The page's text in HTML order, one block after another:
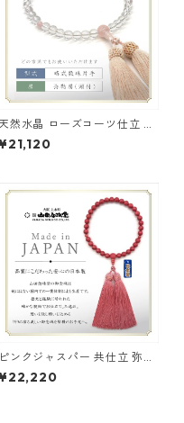
然水晶 ローズコーツ仕立 弥
勒房
¥21,120
ピンクジャスパー 共仕立 弥勒
房
¥22,220